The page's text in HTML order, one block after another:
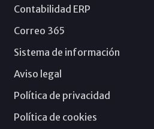
Contabilidad ERP
Correo 365
Sistema de información
Aviso legal
Política de privacidad
Política de cookies